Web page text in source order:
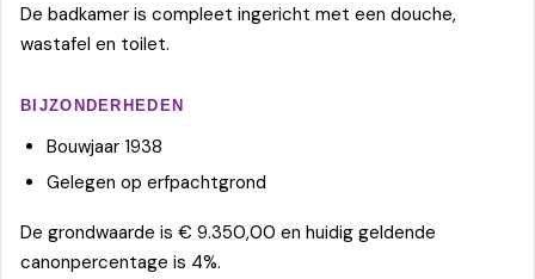
De badkamer is compleet ingericht met een douche,
wastafel en toilet.
BIJZONDERHEDEN
Bouwjaar 1938
Gelegen op erfpachtgrond
De grondwaarde is € 9.350,00 en huidig geldende
canonpercentage is 4%.